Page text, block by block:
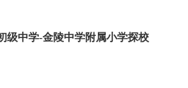
级中学-金陵中学附属小学探校